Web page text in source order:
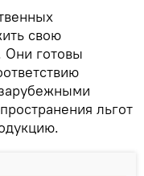
свою
Они готовы
льгот